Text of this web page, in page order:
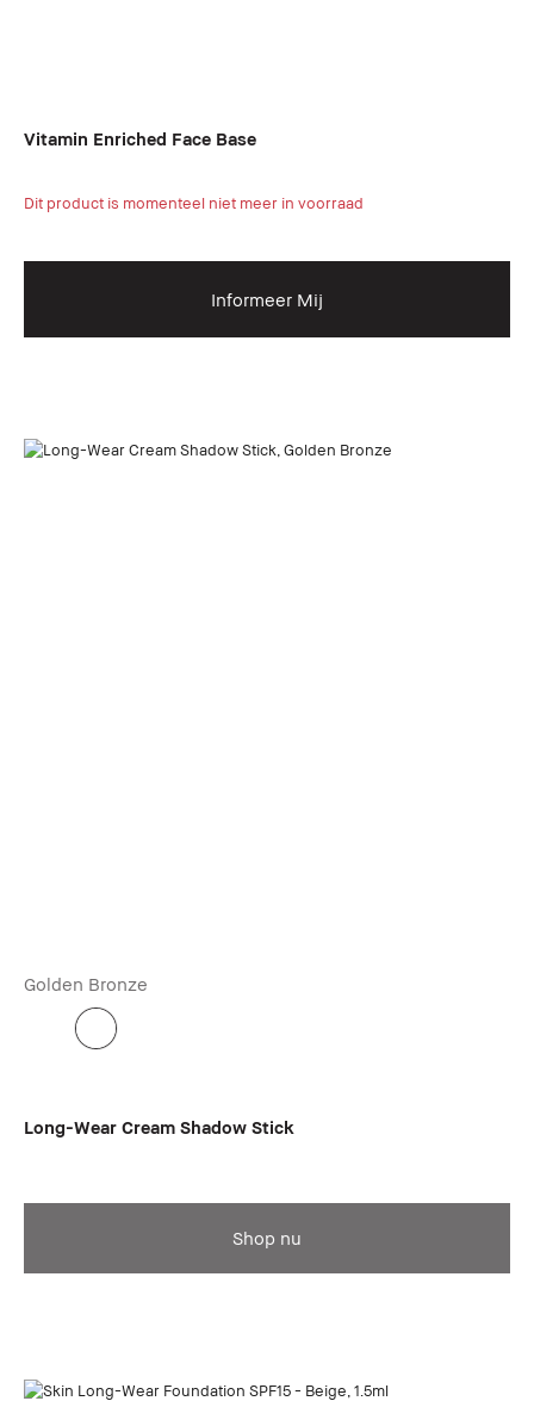
Vitamin Enriched Face Base
Dit product is momenteel niet meer in voorraad
Informeer Mij
Golden Bronze
Long-Wear Cream Shadow Stick
Shop nu